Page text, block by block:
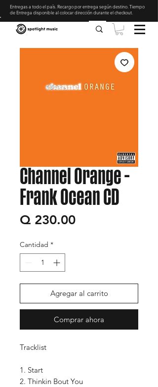
Entregas a todo el país. Recargo por entrega según destino. Tiempo
de Entrega disponible al colocar dirección durante el checkout
Channel Orange -
Frank Ocean CD
Q 230.00Precio
Cantidad *
Agregar al carrito
Comprar ahora
Tracklist
1. Start
2. Thinkin Bout You